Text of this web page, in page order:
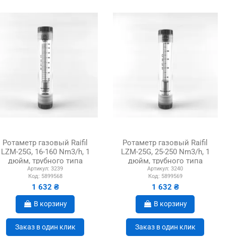
Ротаметр газовый Raifil
LZM-25G, 16-160 Nm3/h, 1
дюйм, трубного типа
Артикул: 3239
Код: 5899568
1 632 ₴
В корзину
Заказ в один клик
Ротаметр газовый Raifil
LZM-25G, 25-250 Nm3/h, 1
дюйм, трубного типа
Артикул: 3240
Код: 5899569
1 632 ₴
В корзину
Заказ в один клик